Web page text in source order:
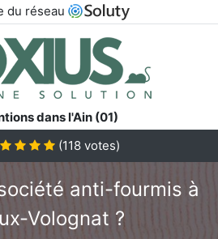
du réseau
dans l'Ain (01)
(118 votes)
anti-fourmis à
Volognat ?